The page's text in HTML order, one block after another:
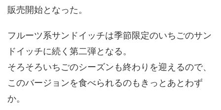
販売開始となった。
フルーツ系サンドイッチは季節限定のいちごのサン
ドイッチに続く第二弾となる。
そろそろいちごのシーズンも終わりを迎えるので、
このバージョンを食べられるのもきっとあとわず
か。